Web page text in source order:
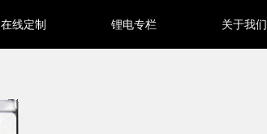
在线定制 锂电专栏 关于我们